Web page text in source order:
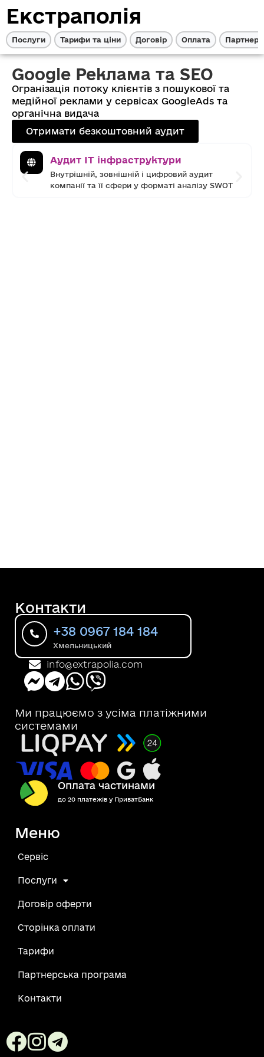
Екстраполія
Послуги Тарифи та ціни Договір Оплата
Google Реклама та SEO
Огранізація потоку клієнтів з пошукової та
медійної реклами у сервісах GoogleAds та
органічна видача
Отримати безкоштовний аудит
Аудит IT інфраструктури
Внутрішній, зовнішній і цифровий аудит
компанії та її сфери у форматі аналізу SWOT
Контакти
+38 0967 184 184
Хмельницький
info@extrapolia.com
Меню
Сервіс
Послуги
Договір оферти
Сторінка оплати
Тарифи
Партнерська програма
Контакти
Ми працюємо з усіма платіжними
системами
Оплата частинами
до 20 платежів у ПриватБанк